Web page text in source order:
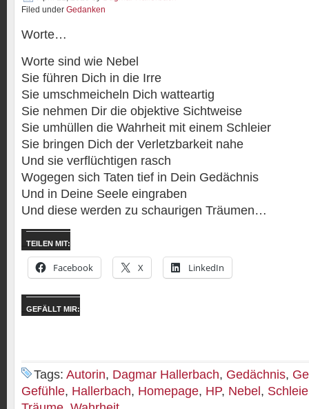
Filed under Gedanken
Worte…
Worte sind wie Nebel
Sie führen Dich in die Irre
Sie umschmeicheln Dich watteartig
Sie nehmen Dir die objektive Sichtweise
Sie umhüllen die Wahrheit mit einem Schleier
Sie bringen Dich der Verletzbarkeit nahe
Und sie verflüchtigen rasch
Wogegen sich Taten tief in Dein Gedächnis
Und in Deine Seele eingraben
Und diese werden zu schaurigen Träumen…
TEILEN MIT:
Facebook X LinkedIn
GEFÄLLT MIR:
Tags: Autorin, Dagmar Hallerbach, Gedächnis,
Gefühle, Hallerbach, Homepage, HP, Nebel ,